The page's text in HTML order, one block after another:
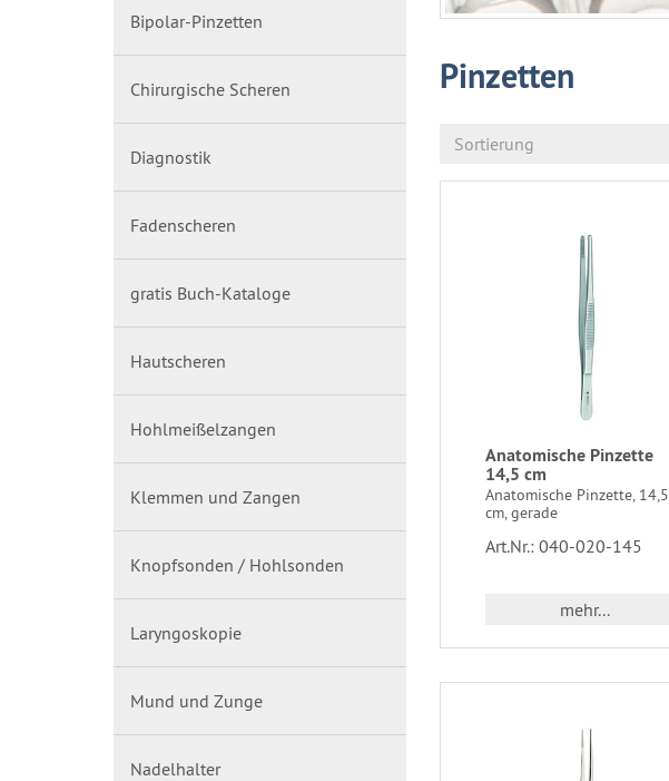
Pinzetten
Sortierung
Anatomische Pinzette
14,5 cm
Anatomische Pinzette, 14,5
cm, gerade
Art.Nr.: 040-020-145
mehr...
Bipolar-Pinzetten
Chirurgische Scheren
Diagnostik
Fadenscheren
gratis Buch-Kataloge
Hautscheren
Hohlmeißelzangen
Klemmen und Zangen
Knopfsonden / Hohlsonden
Laryngoskopie
Mund und Zunge
Nadelhalter